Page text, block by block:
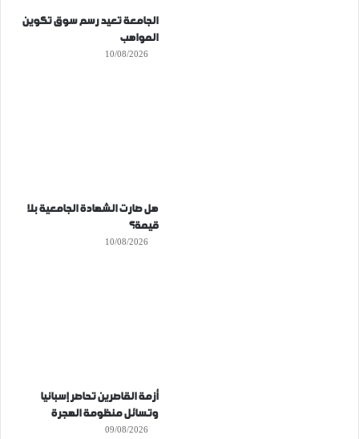
الجامعة تعيد رسم سوق تكوين
المواهب
10/08/2026
هل صارت الشهادة الجامعية بلا
قيمة؟
10/08/2026
أزمة القاصرين تحاصر إسبانيا
وتسائل منظومة الهجرة
09/08/2026